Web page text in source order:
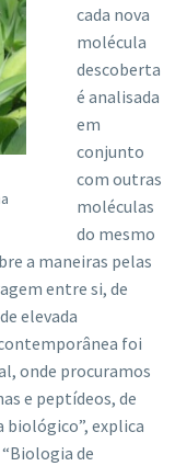
cada nova
molécula
descoberta
é analisada
em
conjunto
com outras
moléculas
do mesmo
a maneiras pelas
entre si, de
elevada
foi
onde procuramos
e peptídeos, de
explica
de